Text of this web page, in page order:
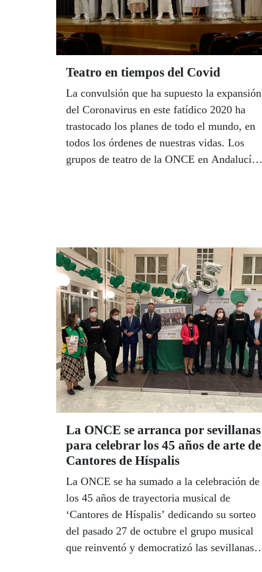
Cristóbal Martínez, presentará a García
Soriano al alcalde de Huelva, Gabriel Cruz,
en una reunión que mantendrán el próximo
día 9 en la capital onubense.
Teatro en tiempos del Covid
La convulsión que ha supuesto la expansión
del Coronavirus en este fatídico 2020 ha
trastocado los planes de todo el mundo, en
todos los órdenes de nuestras vidas. Los
grupos de teatro de la ONCE en Andalucía
limitaciones de aforo que aún imperan, los
grupos han comenzado a ensayar obras
nuevas a la espera de que el virus permita,
más pronto que tarde, levantar de nuevo el
telón.
La ONCE se arranca por sevillanas
para celebrar los 45 años de arte de
Cantores de Híspalis
La ONCE se ha sumado a la celebración de
los 45 años de trayectoria musical de
‘Cantores de Híspalis’ dedicando su sorteo
del pasado 27 de octubre el grupo musical
que reinventó y democratizó las sevillanas